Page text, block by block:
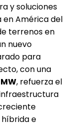
y soluciones
en América del
terrenos en
nuevo
para
con una
, refuerza el
híbrida e